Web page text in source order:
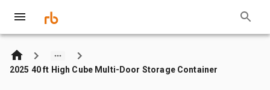
2025 40 ft High Cube Multi-Door Storage Container